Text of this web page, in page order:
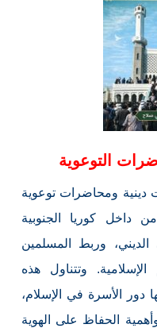
التوعوية
دينية ومحاضرات توعوية
داخل كوريا الجنوبية
وربط المسلمين
وتتناول هذه
دور الأسرة في الإسلام،
الحفاظ على الهوية